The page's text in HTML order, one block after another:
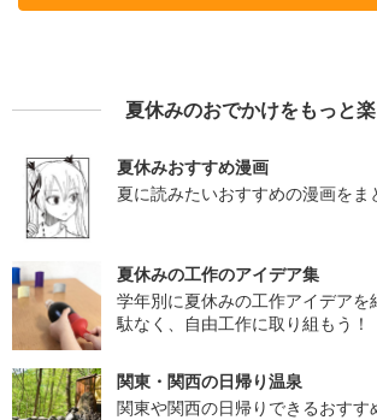
夏休みのおでかけをもっと
夏休みおすすめ漫画
夏に読みたいおすすめの漫画をま
夏休みの工作のアイデア集
学年別に夏休みの工作アイデアを
駄なく、自由工作に取り組もう！
関東・関西の日帰り温泉
関東や関西の日帰りできるおすす